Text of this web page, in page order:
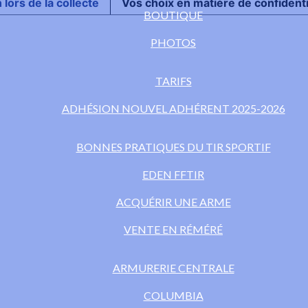
BOUTIQUE
PHOTOS
TARIFS
ADHÉSION NOUVEL ADHÉRENT 2025-2026
BONNES PRATIQUES DU TIR SPORTIF
EDEN FFTIR
ACQUÉRIR UNE ARME
VENTE EN RÉMÉRÉ
ARMURERIE CENTRALE
COLUMBIA
lors de la collecte Vos choix en matière de